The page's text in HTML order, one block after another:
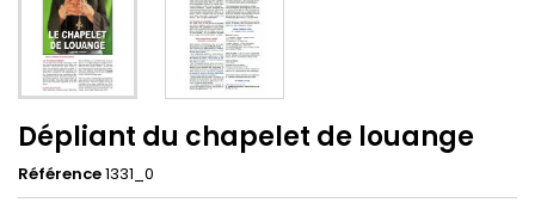
Dépliant du chapelet de louange
Référence1331_0